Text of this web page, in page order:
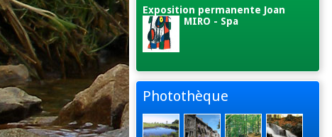
Exposition permanente Joan
MIRO - Spa
Photothèque